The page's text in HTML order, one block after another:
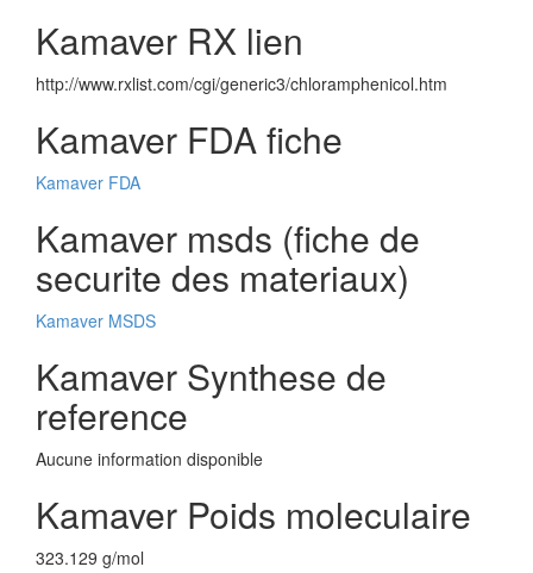
Kamaver RX lien
http://www.rxlist.com/cgi/generic3/chloramphenicol.htm
Kamaver FDA fiche
Kamaver FDA
Kamaver msds (fiche de
securite des materiaux)
Kamaver MSDS
Kamaver Synthese de
reference
Aucune information disponible
Kamaver Poids moleculaire
323.129 g/mol